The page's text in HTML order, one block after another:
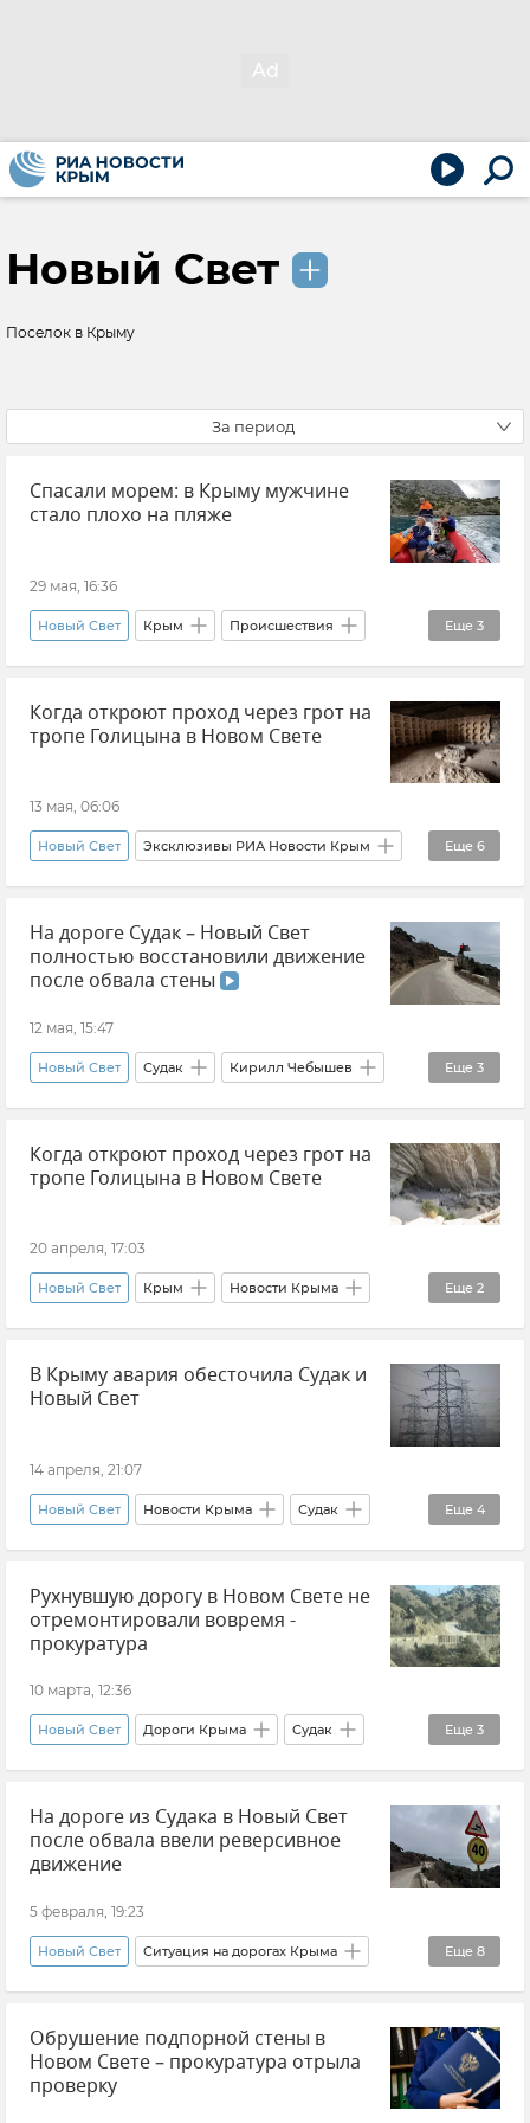
Новый Свет
Поселок в Крыму
За период
Спасали морем: в Крыму мужчине
стало плохо на пляже
29 мая, 16:36
Еще 3
Новый Свет Крым Происшествия
ГУ МЧС РФ по Республике Крым
Новости Крыма Общество
Когда откроют проход через грот на
тропе Голицына в Новом Свете
13 мая, 06:06
Еще 6
Новый Свет Эксклюзивы РИА Новости Крым
Тропа Голицина Судак
Кирилл Чебышев Новости Крыма
Крым Туризм в Крыму
На дороге Судак – Новый Свет
полностью восстановили движение
после обвала стены
12 мая, 15:47
Еще 3
Новый Свет Судак Кирилл Чебышев
Новости Крыма Крым Видео
Когда откроют проход через грот на
тропе Голицына в Новом Свете
20 апреля, 17:03
Еще 2
Новый Свет Крым Новости Крыма
Судак Лев Голицын
В Крыму авария обесточила Судак и
Новый Свет
14 апреля, 21:07
Еще 4
Новый Свет Новости Крыма Судак
Кирилл Чебышев Электроэнергия
Электричество
Отключение электроэнергии
Рухнувшую дорогу в Новом Свете не
отремонтировали вовремя -
прокуратура
10 марта, 12:36
Еще 3
Новый Свет Дороги Крыма Судак
Прокуратура Республики Крым Крым
Новости Крыма
На дороге из Судака в Новый Свет
после обвала ввели реверсивное
движение
5 февраля, 19:23
Еще 8
Новый Свет Ситуация на дорогах Крыма
Крым Судак Кирилл Чебышев
Дороги Дороги Крыма
Ремонт и строительство дорог в Крыму
Обрушение подпорной стены в
Новом Свете – прокуратура отрыла
проверку